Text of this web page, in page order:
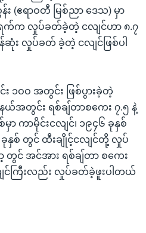
န်း (ဧရာဝတီ မြစ်ညာ ဒေသ) မှာ
ရက်က လှုပ်ခတ်ခဲ့တဲ့ ငလျင်ဟာ ၈.၇
ဆုံး လှုပ်ခတ် ခဲ့တဲ့ ငလျင်ဖြစ်ပါ
း ၁ဝဝ အတွင်း ဖြစ်ပွားခဲ့တဲ့
ယ်အတွင်း ရစ်ချ်တာစကေး ၇.၅ နဲ့
ကာမိုင်းငလျင်၊ ၁၉၄၆ ခုနှစ်
ခုနှစ် တွင် ထီးချိုင့်ငလျင်တို့ လှုပ်
တွင် အင်အား ရစ်ချ်တာ စကေး
ျင်ကြီးလည်း လှုပ်ခတ်ခဲ့ဖူးပါတယ်